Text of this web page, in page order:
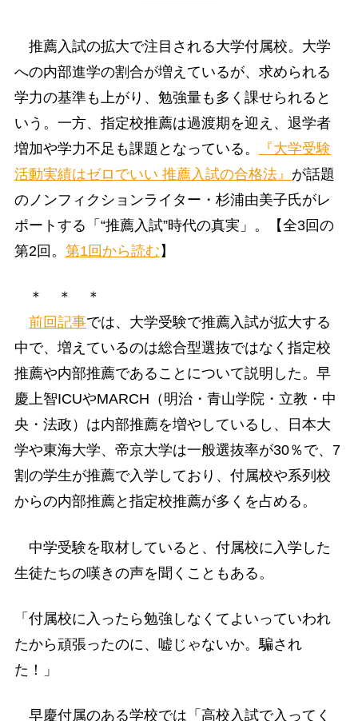
推薦入試の拡大で注目される大学付属校。大学
への内部進学の割合が増えているが、求められる
学力の基準も上がり、勉強量も多く課せられると
いう。一方、指定校推薦は過渡期を迎え、退学者
増加や学力不足も課題となっている。
『大学受験
活動実績はゼロでいい 推薦入試の合格法』 が話題
のノンフィクションライター・杉浦由美子氏がレ
ポートする「“推薦入試”時代の真実」。【全3回の
第2回。 第1回から読む 】
＊ ＊ ＊
前回記事では、大学受験で推薦入試が拡大する
中で、増えているのは総合型選抜ではなく指定校
推薦や内部推薦であることについて説明した。早
慶上智ICUやMARCH（明治・青山学院・立教・中
央・法政）は内部推薦を増やしているし、日本大
学や東海大学、帝京大学は一般選抜率が30％で、7
割の学生が推薦で入学しており、付属校や系列校
からの内部推薦と指定校推薦が多くを占める。
中学受験を取材していると、付属校に入学した
生徒たちの嘆きの声を聞くこともある。
「付属校に入ったら勉強しなくてよいっていわれ
たから頑張ったのに、嘘じゃないか。騙され
た！」
早慶付属のある学校では「高校入試で入ってく